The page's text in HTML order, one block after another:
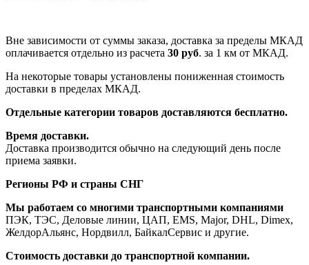
Вне зависимости от суммы заказа, доставка за пределы МКАД
оплачивается отдельно из расчета 30 руб. за 1 км от МКАД.
На некоторые товары установлены пониженная стоимость
доставки в пределах МКАД.
Отдельные категории товаров доставляются бесплатно.
Время доставки.
Доставка производится обычно на следующий день после
приема заявки.
Регионы РФ и страны СНГ
Мы работаем со многими транспортными компаниями
ПЭК, ТЭС, Деловые линии, ЦАП, EMS, Major, DHL, Dimex,
ЖелдорАльянс, Нордвилл, БайкалСервис и другие.
Стоимость доставки до транспортной компании.